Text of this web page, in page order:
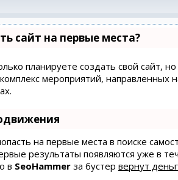
сайт на первые места?
планируете создать свой сайт,
мероприятий,
на первые места в поиске
результаты появляются уже в
в SeoHammerза бустер вернут